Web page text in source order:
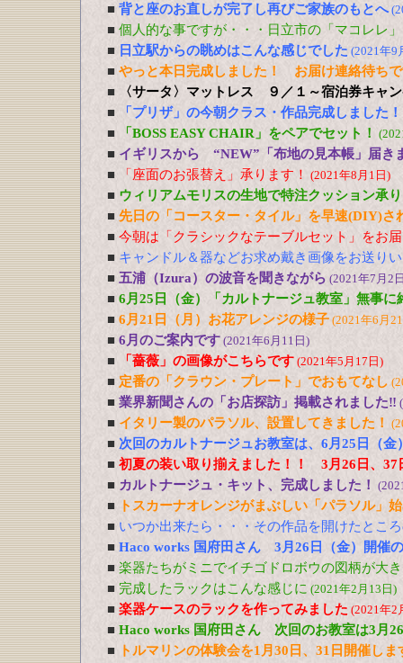
■ 背と座のお直しが完了し再びご家族のもとへ
■ 個人的な事ですが・・・日立市の「マコレレ
■ 日立駅からの眺めはこんな感じでした (2021年9
■ やっと本日完成しました！ お届け連絡待ち
■
〈サータ〉マットレス ９／１～宿泊券キャ
■
「プリザ」の今朝クラス・作品完成しました！
■ 「BOSS EASY CHAIR」をペアでセット！
■ イギリスから “NEW”「布地の見本帳」届き
■
「座面のお張替え」承ります！ (2021年8月1日)
■ ウィリアムモリスの生地で特注クッション承
■ 先日の「コースター・タイル」を早速(DIY)さ
■ 今朝は「クラシックなテーブルセット」をお
■ キャンドル＆器などお求め戴き画像をお送り
■ 五浦（Izura）の波音を聞きながら (2021年7月2
■ 6月25日（金）「カルトナージュ教室」無事に
■ 6月21日（月）お花アレンジの様子 (2021年6月
■ 6月のご案内です (2021年6月11日)
■ 「薔薇」の画像がこちらです (2021年5月17日)
■ 定番の「クラウン・プレート」でおもてなし
■ 業界新聞さんの「お店探訪」掲載されました‼
■ イタリー製のパラソル、設置してきました！
■ 次回のカルトナージュお教室は、6月25日（金
■ 初夏の装い取り揃えました！！ 3月26日、37
■ カルトナージュ・キット、完成しました！
■
トスカーナオレンジがまぶしい「パラソル」
■ いつか出来たら・・・その作品を開けたとこ
■ Haco works 国府田さん 3月26日（金）開催
■ 楽器たちがミニでイチゴドロボウの図柄が大
■ 完成したラックはこんな感じに (2021年2月13日)
■ 楽器ケースのラックを作ってみました (2021年2
■ Haco works 国府田さん 次回のお教室は3月
■
トルマリンの体験会を1月30日、31日開催しま